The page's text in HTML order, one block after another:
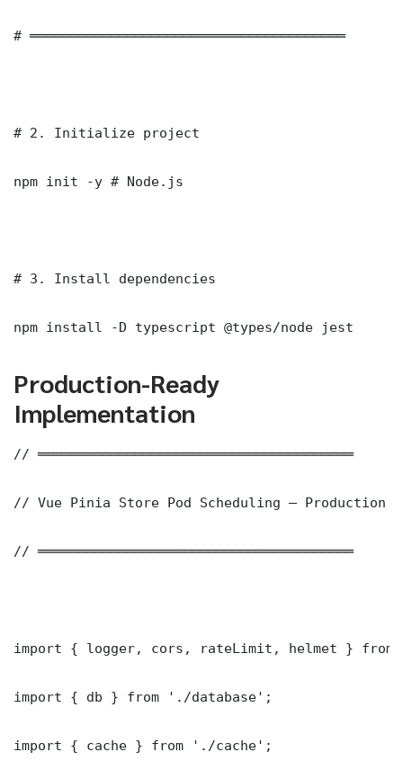
# ═══════════════════════════════════════
# 2. Initialize project
npm init -y # Node.js
# 3. Install dependencies
npm install -D typescript @types/node jest
Production-Ready
Implementation
// ═══════════════════════════════════════
// Vue Pinia Store Pod Scheduling — Production
// ═══════════════════════════════════════
import { logger, cors, rateLimit, helmet } from
import { db } from './database';
import { cache } from './cache';